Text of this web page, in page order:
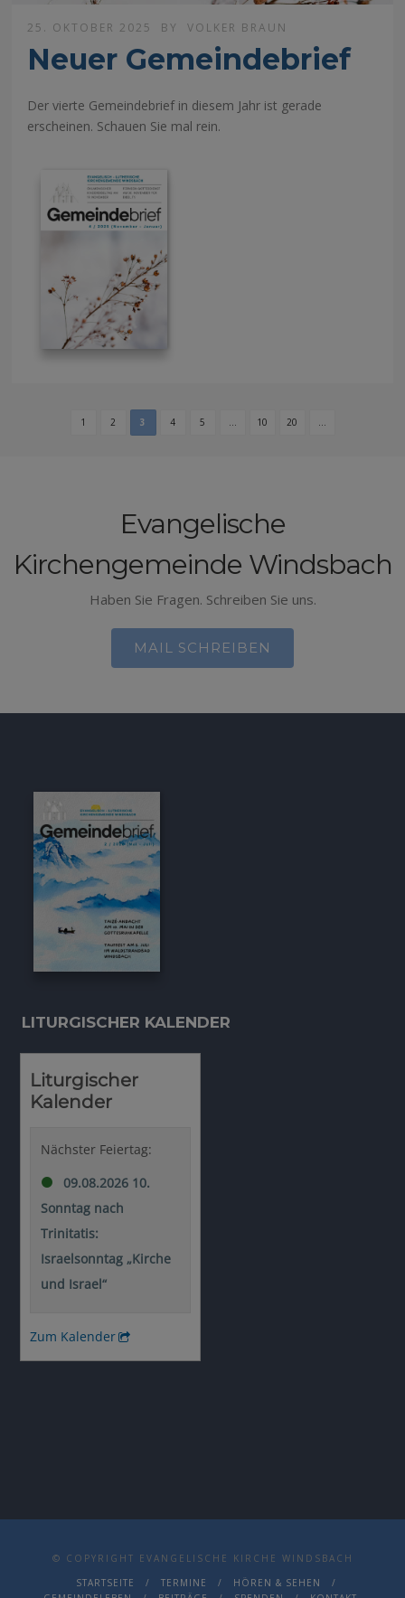
25. OKTOBER 2025 BY VOLKER BRAUN
Neuer Gemeindebrief
Der vierte Gemeindebrief in diesem Jahr ist gerade
erscheinen. Schauen Sie mal rein.
1 2 3 4 5 ... 10 20 ...
Evangelische
Kirchengemeinde Windsbach
Haben Sie Fragen. Schreiben Sie uns.
MAIL SCHREIBEN
LITURGISCHER KALENDER
© COPYRIGHT EVANGELISCHE KIRCHE WINDSBACH
STARTSEITE
TERMINE
HÖREN & SEHEN